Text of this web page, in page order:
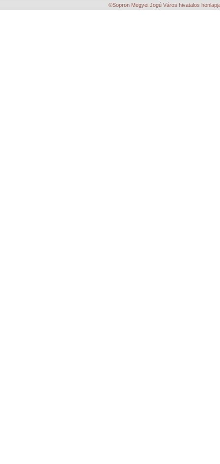
©Sopron Megyei Jogú Város hivatalos